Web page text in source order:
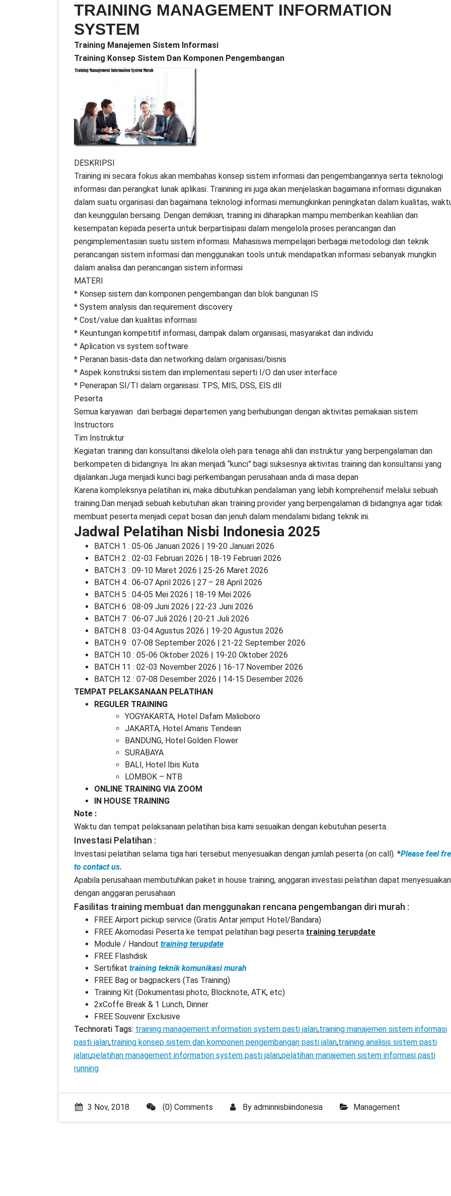
TRAINING MANAGEMENT INFORMATION
SYSTEM
Training Manajemen Sistem Informasi
Training Konsep Sistem Dan Komponen Pengembangan
DESKRIPSI
Training ini secara fokus akan membahas konsep sistem informasi dan pengembangannya serta teknologi
informasi dan perangkat lunak aplikasi. Trainining ini juga akan menjelaskan bagaimana informasi digunakan
dalam suatu organisasi dan bagaimana teknologi informasi memungkinkan peningkatan dalam kualitas,
dan keunggulan bersaing. Dengan demikian, training ini diharapkan mampu memberikan keahlian dan
kesempatan kepada peserta untuk berpartisipasi dalam mengelola proses perancangan dan
pengimplementasian suatu sistem informasi. Mahasiswa mempelajari berbagai metodologi dan teknik
perancangan sistem informasi dan menggunakan tools untuk mendapatkan informasi sebanyak mungkin
dalam analisa dan perancangan sistem informasi
MATERI
* Konsep sistem dan komponen pengembangan dan blok bangunan IS
* System analysis dan requirement discovery
* Cost/value dan kualitas informasi
* Keuntungan kompetitif informasi, dampak dalam organisasi, masyarakat dan individu
* Aplication vs system software
* Peranan basis-data dan networking dalam organisasi/bisnis
* Aspek konstruksi sistem dan implementasi seperti I/O dan user interface
* Penerapan SI/TI dalam organisasi: TPS, MIS, DSS, EIS dll
Peserta
Semua karyawan dari berbagai departemen yang berhubungan dengan aktivitas pemakaian sistem
Instructors
Tim Instruktur
Kegiatan training dan konsultansi dikelola oleh para tenaga ahli dan instruktur yang berpengalaman dan
berkompeten di bidangnya. Ini akan menjadi “kunci” bagi suksesnya aktivitas training dan konsultansi yang
dijalankan.Juga menjadi kunci bagi perkembangan perusahaan anda di masa depan
Karena kompleksnya pelatihan ini, maka dibutuhkan pendalaman yang lebih komprehensif melalui sebuah
training.Dan menjadi sebuah kebutuhan akan training provider yang berpengalaman di bidangnya agar tidak
membuat peserta menjadi cepat bosan dan jenuh dalam mendalami bidang teknik ini.
Jadwal Pelatihan Nisbi Indonesia 2025
BATCH 1 : 05-06 Januari 2026 | 19-20 Januari 2026
BATCH 2 : 02-03 Februari 2026 | 18-19 Februari 2026
BATCH 3 : 09-10 Maret 2026 | 25-26 Maret 2026
BATCH 4 : 06-07 April 2026 | 27 – 28 April 2026
BATCH 5 : 04-05 Mei 2026 | 18-19 Mei 2026
BATCH 6 : 08-09 Juni 2026 | 22-23 Juni 2026
BATCH 7 : 06-07 Juli 2026 | 20-21 Juli 2026
BATCH 8 : 03-04 Agustus 2026 | 19-20 Agustus 2026
BATCH 9 : 07-08 September 2026 | 21-22 September 2026
BATCH 10 : 05-06 Oktober 2026 | 19-20 Oktober 2026
BATCH 11 : 02-03 November 2026 | 16-17 November 2026
BATCH 12 : 07-08 Desember 2026 | 14-15 Desember 2026
TEMPAT PELAKSANAAN PELATIHAN
REGULER TRAINING
YOGYAKARTA, Hotel Dafam Malioboro
JAKARTA, Hotel Amaris Tendean
BANDUNG, Hotel Golden Flower
SURABAYA
BALI, Hotel Ibis Kuta
LOMBOK – NTB
ONLINE TRAINING VIA ZOOM
IN HOUSE TRAINING
Note :
Waktu dan tempat pelaksanaan pelatihan bisa kami sesuaikan dengan kebutuhan peserta.
Investasi Pelatihan :
Investasi pelatihan selama tiga hari tersebut menyesuaikan dengan jumlah peserta (on call). *Please feel
to contact us.
Apabila perusahaan membutuhkan paket in house training, anggaran investasi pelatihan dapat menyesuaikan
dengan anggaran perusahaan.
Fasilitas training membuat dan menggunakan rencana pengembangan diri murah :
FREE Airport pickup service (Gratis Antar jemput Hotel/Bandara)
FREE Akomodasi Peserta ke tempat pelatihan bagi peserta training terupdate
Module / Handout training terupdate
FREE Flashdisk
Sertifikat training teknik komunikasi murah
FREE Bag or bagpackers (Tas Training)
Training Kit (Dokumentasi photo, Blocknote, ATK, etc)
2xCoffe Break & 1 Lunch, Dinner
FREE Souvenir Exclusive
Technorati Tags: training management information system pasti jalan,training manajemen sistem informasi
pasti jalan,training konsep sistem dan komponen pengembangan pasti jalan,training analisis sistem pasti
jalan,pelatihan management information system pasti jalan,pelatihan manajemen sistem informasi pasti
running
3 Nov, 2018 (0) Comments By adminnisbiindonesia Management